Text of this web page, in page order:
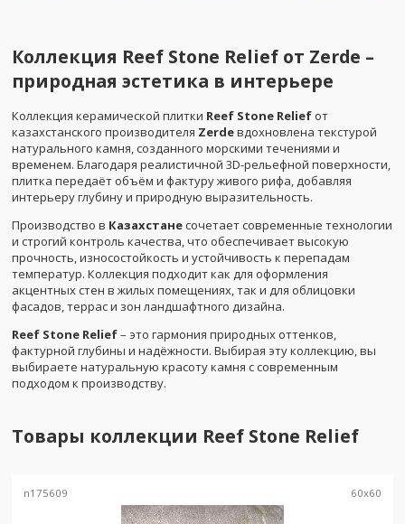
Коллекция Reef Stone Relief от Zerde –
природная эстетика в интерьере
Коллекция керамической плитки Reef Stone Relief от
казахстанского производителя Zerdeвдохновлена текстурой
натурального камня, созданного морскими течениями и
временем. Благодаря реалистичной 3D-рельефной поверхности,
плитка передаёт объём и фактуру живого рифа, добавляя
интерьеру глубину и природную выразительность.
Производство в Казахстанесочетает современные технологии
и строгий контроль качества, что обеспечивает высокую
прочность, износостойкость и устойчивость к перепадам
температур. Коллекция подходит как для оформления
акцентных стен в жилых помещениях, так и для облицовки
фасадов, террас и зон ландшафтного дизайна.
Reef Stone Relief– это гармония природных оттенков,
фактурной глубины и надёжности. Выбирая эту коллекцию, вы
выбираете натуральную красоту камня с современным
подходом к производству.
Товары коллекции Reef Stone Relief
n175609 60x60